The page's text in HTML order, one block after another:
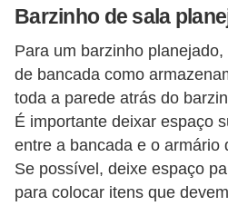
Barzinho de sala
Para um barzinho
de bancada como
toda a parede atrás do
É importante deixar espaço
entre a bancada e o armário
Se possível, deixe espaço
para colocar itens que